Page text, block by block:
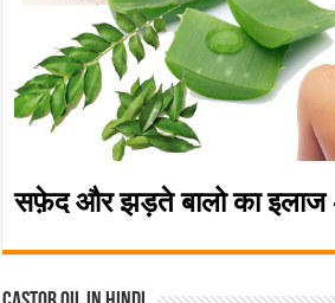
सफ़ेद और झड़ते बालो का इलाज